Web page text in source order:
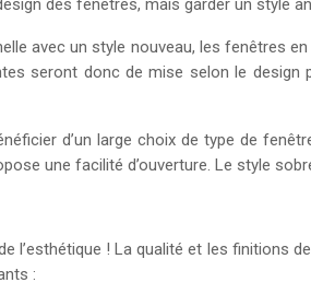
des fenêtres, mais garder un style
avec un style nouveau, les fenêtres
seront donc de mise selon le design
d’un large choix de type de
une facilité d’ouverture. Le style
l’esthétique ! La qualité et les
: